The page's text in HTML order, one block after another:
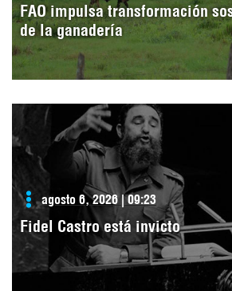
FAO impulsa transformación
de la ganadería
agosto 6, 2026 | 09:23
Fidel Castro está invicto